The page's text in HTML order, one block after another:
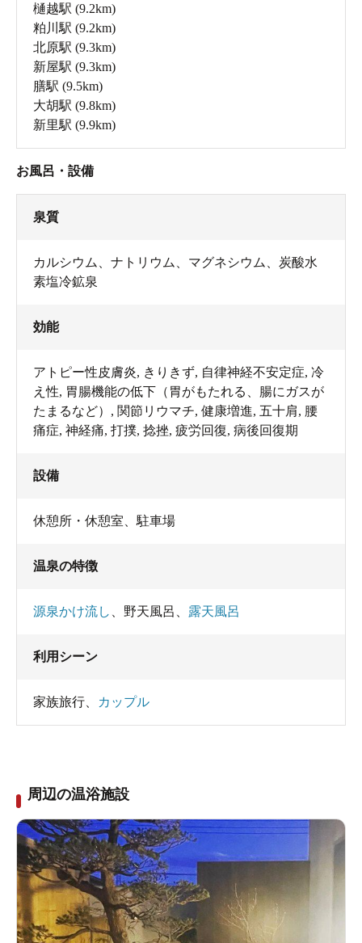
樋越駅 (9.2km)
粕川駅 (9.2km)
北原駅 (9.3km)
新屋駅 (9.3km)
膳駅 (9.5km)
大胡駅 (9.8km)
新里駅 (9.9km)
お風呂・設備
泉質
カルシウム、ナトリウム、マグネシウム、炭酸水
素塩冷鉱泉
効能
アトピー性皮膚炎, きりきず, 自律神経不安定症, 冷
え性, 胃腸機能の低下（胃がもたれる、腸にガスが
たまるなど）, 関節リウマチ, 健康増進, 五十肩, 腰
痛症, 神経痛, 打撲, 捻挫, 疲労回復, 病後回復期
設備
休憩所・休憩室 駐車場
温泉の特徴
源泉かけ流し 野天風呂 露天風呂
利用シーン
家族旅行 カップル
周辺の温浴施設